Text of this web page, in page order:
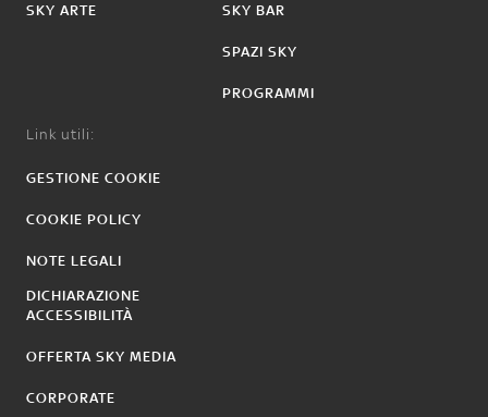
SKY ARTE SKY BAR
SPAZI SKY
PROGRAMMI
Link utili:
GESTIONE COOKIE
COOKIE POLICY
NOTE LEGALI
DICHIARAZIONE
ACCESSIBILITÀ
OFFERTA SKY MEDIA
CORPORATE